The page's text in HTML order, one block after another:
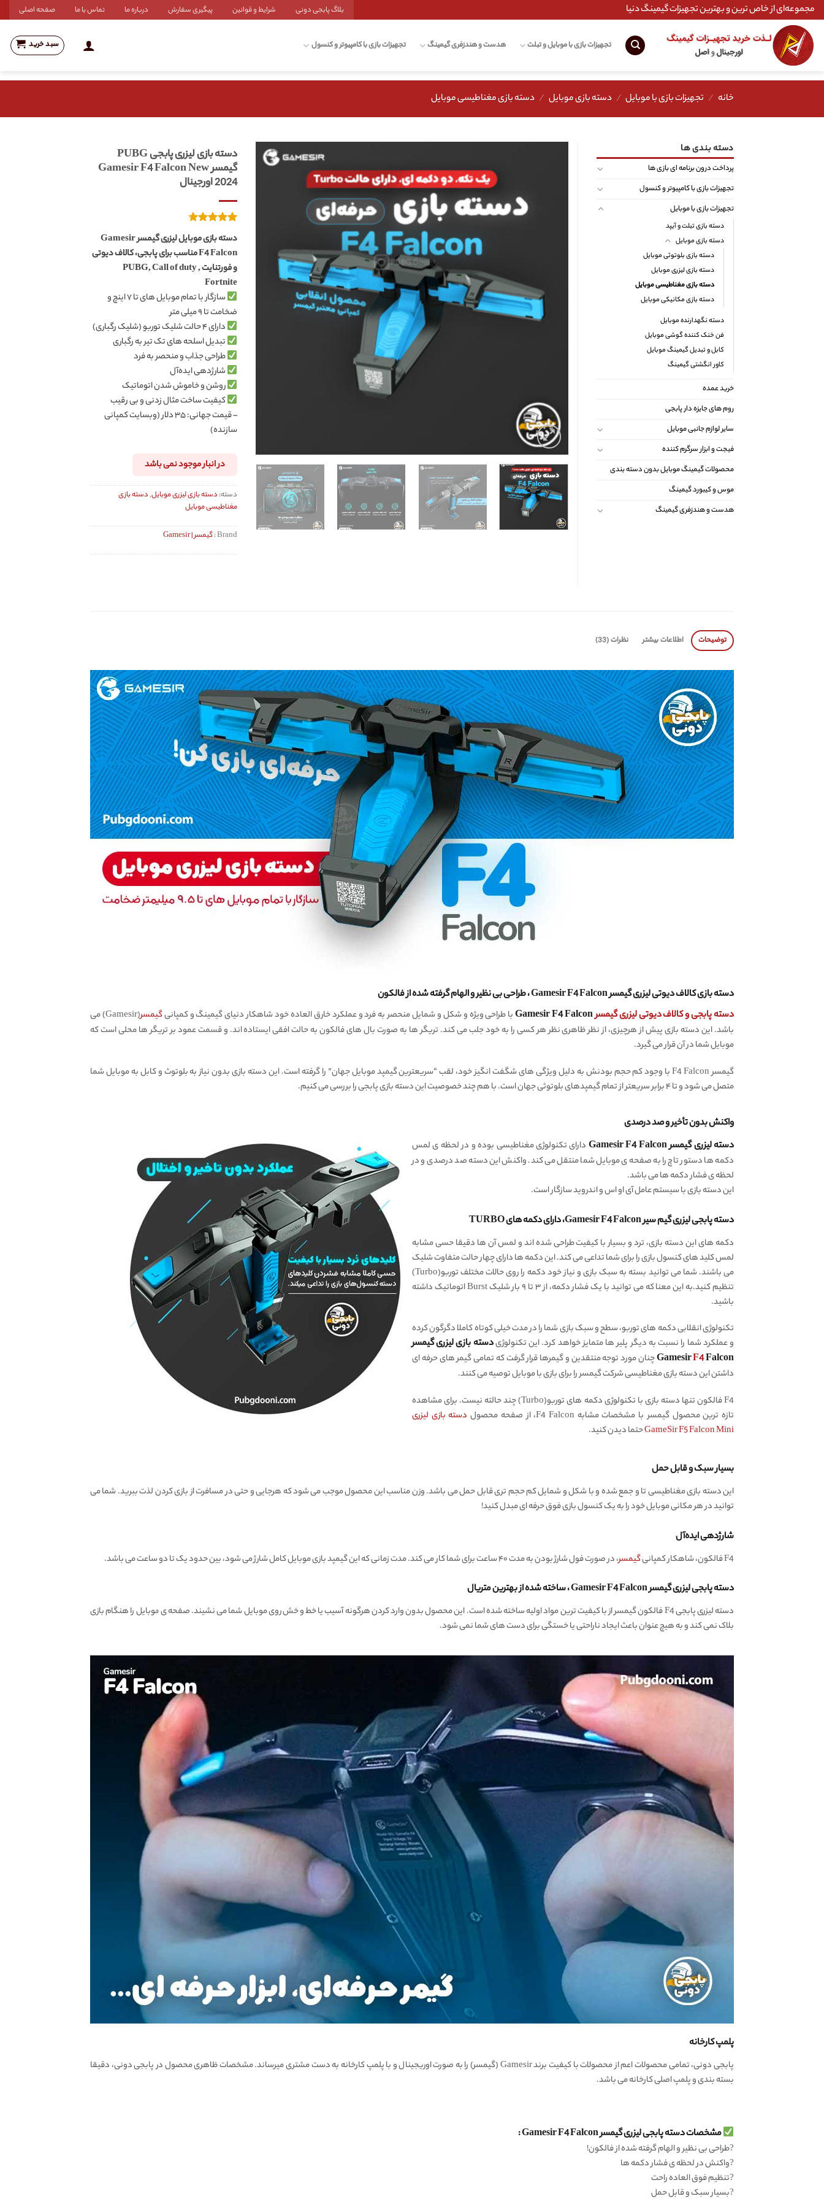
Skip
to
content
مجموعه‌ای از خاص ترین و بهترین تجهیزات گیمینگ دنیا بلاگ پابجی دونی شرایط و قوانین پیگیری سفارش درباره ما تماس با ما صفحه اصلی
تجهیزات بازی با موبایل و تبلت هدست و هندزفری گیمینگ تجهیزات بازی با کامپیوتر و کنسول سبد خرید
خانه / تجهیزات بازی با موبایل / دسته بازی موبایل / دسته بازی مغناطیسی موبایل
دسته بازی لیزری پابجی PUBG
گیمسر Gamesir F4 Falcon New
2024 اورجینال
4.70
از 5
در
امتیازدهی
مشتری
دسته بازی موبایل لیزری گیمسر Gamesir
F4 Falcon مناسب برای پابجی، کالاف دیوتی
و فورتنایت PUBG, Call of duty ,
Fortnite
سازگار با تمام موبایل های تا ۷ اینچ و
ضخامت تا ۹ میلی متر
دارای ۴ حالت شلیک توربو (شلیک رگباری)
تبدیل اسلحه های تک تیر به رگباری
طراحی جذاب و منحصر به فرد
شارژدهی ایده‌آل
روشن و خاموش شدن اتوماتیک
کیفیت ساخت مثال زدنی و بی رقیب
– قیمت جهانی: ۳۵ دلار (وبسایت کمپانی
سازنده)
در انبار موجود نمی باشد
دسته: دسته بازی لیزری موبایل,دسته بازی
مغناطیسی موبایل
Brand : گیمسر | Gamesir
دسته بندی ها
پرداخت درون برنامه ای بازی ها
تجهیزات بازی با کامپیوتر و کنسول
تجهیزات بازی با موبایل
دسته بازی تبلت و آیپد
دسته بازی موبایل
دسته بازی بلوتوثی موبایل
دسته بازی لیزری موبایل
دسته بازی مغناطیسی موبایل
دسته بازی مکانیکی موبایل
دسته نگهدارنده موبایل
فن خنک کننده گوشی موبایل
کابل و تبدیل گیمینگ موبایل
کاور انگشتی گیمینگ
خرید عمده
روم های جایزه دار پابجی
سایر لوازم جانبی موبایل
فیجت و ابزار سرگرم کننده
محصولات گیمینگ موبایل بدون دسته بندی
موس و کیبورد گیمینگ
هدست و هندزفری گیمینگ
توضیحات اطلاعات بیشتر نظرات (33)
دسته بازی کالاف دیوتی لیزری گیمسر Gamesir F4 Falcon ، طراحی بی نظیر و الهام گرفته شده از فالکون
دسته پابجی و کالاف دیوتی لیزری گیمسرGamesir F4 Falcon با طراحی ویژه و شکل و شمایل منحصر به فرد و عملکرد خارق العاده خود شاهکار دنیای گیمینگ و کمپانیگیمسر
(Gamesir) می
باشد. این دسته بازی پیش از هرچیزی، از نظر ظاهری نظر هر کسی را به خود جلب می کند. تریگر ها به صورت بال های فالکون به حالت افقی ایستاده اند. و قسمت عمود بر تریگر ها محلی است که
موبایل شما در آن قرار می گیرد.
گیمسر F4 Falcon با وجود کم حجم بودنش به دلیل ویژگی های شگفت انگیز خود، لقب “سریعترین گیمپد موبایل جهان” را گرفته است. این دسته بازی بدون نیاز به بلوتوث و کابل به موبایل شما
متصل می شود و تا ۴ برابر سریعتر از تمام گیمپدهای بلوتوثی جهان است. با هم چند خصوصیت این دسته بازی پابجی را بررسی می کنیم.
واکنش بدون تأخیر و صد درصدی
دسته لیزری گیمسر Gamesir F4 Falcon
دارای تکنولوژی مغناطیسی بوده و در لحظه ی لمس
دکمه ها دستور تاچ را به صفحه ی موبایل شما منتقل می کند. واکنش این دسته صد درصدی و در
لحظه ی فشار دکمه ها می باشد.
این دسته بازی با سیستم عامل آی او اس و اندروید سازگار است.
دسته پابجی لیزری گیم سیر Gamesir F4 Falcon، دارای دکمه های TURBO
دکمه های این دسته بازی، ترد و بسیار با کیفیت طراحی شده اند و لمس آن ها دقیقا حسی مشابه
لمس کلید های کنسول بازی را برای شما تداعی می کند. این دکمه ها دارای چهار حالت متفاوت شلیک
می باشند. شما می توانید بسته به سبک بازی و نیاز خود دکمه را روی حالات مختلف توربو(Turbo)
تنظیم کنید.به این معنا که می توانید با یک فشار دکمه، از ۳ تا ۹ بار شلیک Burst اتوماتیک داشته
باشید.
تکنولوژی انقلابی دکمه های توربو، سطح و سبک بازی شما را در مدت خیلی کوتاه کاملا دگرگون کرده
و عملکرد شما را نسبت به دیگر پلیر ها متمایز خواهد کرد. این تکنولوژیدسته بازی لیزری گیمسر
GamesirF4Falcon
چنان مورد توجه منتقدین و گیمرها قرار گرفت که تمامی گیمر های حرفه ای
داشتن این دسته بازی مغناطیسی شرکت گیمسر را برای بازی با موبایل توصیه می کنند.
F4 فالکون تنها دسته بازی با تکنولوژی دکمه های توربو(Turbo) چند حالته نیست. برای مشاهده
تازه ترین محصول گیمسر با مشخصات مشابه F4 Falcon، از صفحه محصول
دسته بازی لیزری
GameSir F5 Falcon Miniحتما دیدن کنید.
بسیار سبک و قابل حمل
این دسته بازی مغناطیسی تا و جمع شده و با شکل و شمایل کم حجم تری قابل حمل می باشد. وزن مناسب این محصول موجب می شود که هرجایی و حتی در مسافرت از بازی کردن لذت ببرید. شما می
توانید در هر مکانی موبایل خود را به یک کنسول بازی فوق حرفه ای مبدل کنید!
شارژدهی ایده‌آل
F4 فالکون، شاهکار کمپانی گیمسر، در صورت فول شارژ بودن به مدت ۴۰ ساعت برای شما کار می کند. مدت زمانی که این گیمپد بازی موبایل کامل شارژ می شود، بین حدود یک تا دو ساعت می باشد.
دسته پابجی لیزری گیمسر Gamesir F4 Falcon ، ساخته شده از بهترین متریال
دسته لیزری پابجی F4 فالکون گیمسر از با کیفیت ترین مواد اولیه ساخته شده است. این محصول بدون وارد کردن هرگونه آسیب یا خط و خش روی موبایل شما می نشیند. صفحه ی موبایل را هنگام بازی
بلاک نمی کند و به هیچ عنوان باعث ایجاد ناراحتی یا خستگی برای دست های شما نمی شود.
پلمپ کارخانه
پابجی دونی، تمامی محصولات اعم از محصولات با کیفیت برند Gamesir (گیمسر) را به صورت اوریجینال و با پلمپ کارخانه به دست مشتری میرساند. مشخصات ظاهری محصول در پابجی دونی، دقیقا
بسته بندی و پلمپ اصلی کارخانه می باشد.
مشخصات دسته پابجی لیزری گیمسر Gamesir F4 Falcon :
?طراحی بی نظیر و الهام گرفته شده از فالکون!
?واکنش در لحظه ی فشار دکمه ها
?تنظیم فوق العاده راحت
?بسیار سبک و قابل حمل